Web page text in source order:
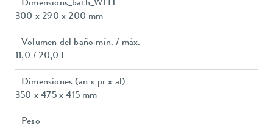
Dimensions_bath_WTH
300 x 290 x 200 mm
Volumen del baño mín. / máx.
11,0 / 20,0 L
Dimensiones (an x pr x al)
350 x 475 x 415 mm
Peso